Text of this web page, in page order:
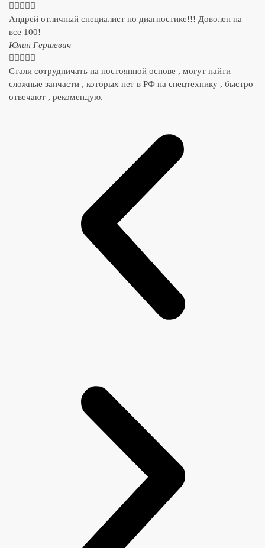
    
Андрей отличный специалист по диагностике!!! Доволен на
все 100!
​Юлия Гершевич
    
Стали сотрудничать на постоянной основе , могут найти
сложные запчасти , которых нет в РФ на спецтехнику , быстро
отвечают , рекомендую.